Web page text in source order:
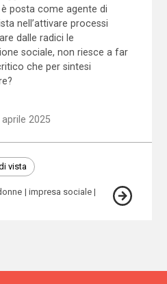
posta come agente di
nell’attivare processi
dalle radici le
sociale, non riesce a far
che per sintesi
aprile 2025
vista
impresa sociale